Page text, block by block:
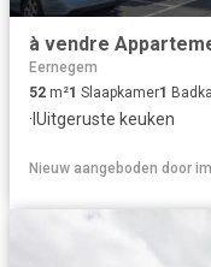
à vendre
Eernegem
52 m²1 Slaapkamer1
· IUitgeruste keuken
Nieuw aangeboden door